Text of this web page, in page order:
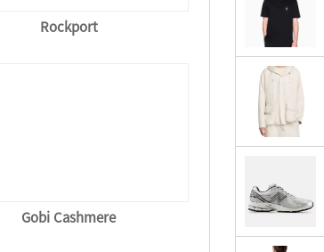
Rockport
Gobi Cashmere